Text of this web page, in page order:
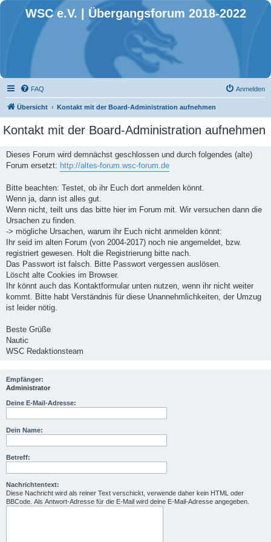
WSC e.V. | Übergangsforum 2018-2022
FAQ Anmelden
Übersicht Kontakt mit der Board-Administration aufnehmen
Kontakt mit der Board-Administration aufnehmen
Dieses Forum wird demnächst geschlossen und durch folgendes (alte)
Forum ersetzt: http://altes-forum.wsc-forum.de
Bitte beachten: Testet, ob ihr Euch dort anmelden könnt.
Wenn ja, dann ist alles gut.
Wenn nicht, teilt uns das bitte hier im Forum mit. Wir versuchen dann die
Ursachen zu finden.
-> mögliche Ursachen, warum ihr Euch nicht anmelden könnt:
Ihr seid im alten Forum (von 2004-2017) noch nie angemeldet, bzw.
registriert gewesen. Holt die Registrierung bitte nach.
Das Passwort ist falsch. Bitte Passwort vergessen auslösen.
Löscht alte Cookies im Browser.
Ihr könnt auch das Kontaktformular unten nutzen, wenn ihr nicht weiter
kommt. Bitte habt Verständnis für diese Unannehmlichkeiten, der Umzug
ist leider nötig.
Beste Grüße
Nautic
WSC Redaktionsteam
Empfänger:
Administrator
Deine E-Mail-Adresse:
Dein Name:
Betreff:
Nachrichtentext:
Diese Nachricht wird als reiner Text verschickt, verwende daher kein HTML oder
BBCode. Als Antwort-Adresse für die E-Mail wird deine E-Mail-Adresse angegeben.